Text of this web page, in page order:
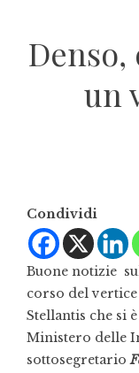
un
Condividi
Buone notizie
corso del
Stellantis che si
Ministero delle
sottosegretario